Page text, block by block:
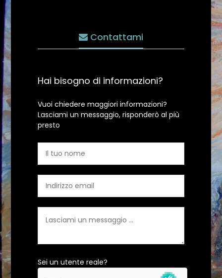
Contattami
Hai bisogno di informazioni?
Vuoi chiedere maggiori informazioni?
Lasciami un messaggio, risponderò al più
presto
Sei un utente reale?